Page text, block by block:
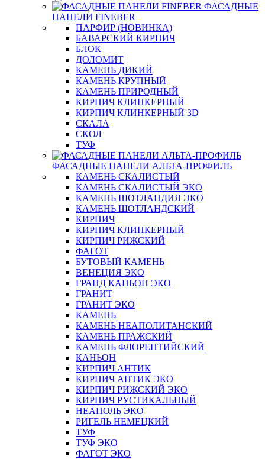
ФАСАДНЫЕ
ПАНЕЛИ FINEBER
ПАРФИР (НОВИНКА)
БАВАРСКИЙ КИРПИЧ
БЛОК
ДОЛОМИТ
КАМЕНЬ ДИКИЙ
КАМЕНЬ КРУПНЫЙ
КАМЕНЬ ПРИРОДНЫЙ
КИРПИЧ КЛИНКЕРНЫЙ
КИРПИЧ КЛИНКЕРНЫЙ 3D
СКАЛА
СКОЛ
ТУФ
ФАСАДНЫЕ ПАНЕЛИ АЛЬТА-ПРОФИЛЬ
КАМЕНЬ СКАЛИСТЫЙ
КАМЕНЬ СКАЛИСТЫЙ ЭКО
КАМЕНЬ ШОТЛАНДИЯ ЭКО
КАМЕНЬ ШОТЛАНДСКИЙ
КИРПИЧ
КИРПИЧ КЛИНКЕРНЫЙ
КИРПИЧ РИЖСКИЙ
ФАГОТ
БУТОВЫЙ КАМЕНЬ
ВЕНЕЦИЯ ЭКО
ГРАНД КАНЬОН ЭКО
ГРАНИТ
ГРАНИТ ЭКО
КАМЕНЬ
КАМЕНЬ НЕАПОЛИТАНСКИЙ
КАМЕНЬ ПРАЖСКИЙ
КАМЕНЬ ФЛОРЕНТИЙСКИЙ
КАНЬОН
КИРПИЧ АНТИК
КИРПИЧ АНТИК ЭКО
КИРПИЧ РИЖСКИЙ ЭКО
КИРПИЧ РУСТИКАЛЬНЫЙ
НЕАПОЛЬ ЭКО
РИГЕЛЬ НЕМЕЦКИЙ
ТУФ
ТУФ ЭКО
ФАГОТ ЭКО